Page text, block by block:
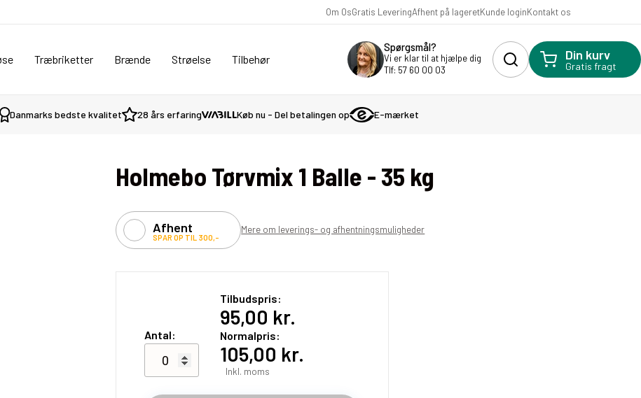
Om OsGratis LeveringAfhent på lageretKunde loginKontakt os
Træbriketter Brænde Strøelse Tilbehør
Spørgsmål?
Vi er klar til at hjælpe dig
Tlf: 57 60 00 03
Din kurv
Gratis fragt
Danmarks bedste kvalitet 28 års erfaring Køb nu - Del betalingen op E-mærket
Holmebo Tørvmix 1 Balle - 35 kg
Afhent
SPAR OP TIL 300,-
Mere om leverings- og afhentningsmuligheder
Antal:
Tilbudspris
95,00 kr.
Normalpris
105,00 kr.
Inkl. moms